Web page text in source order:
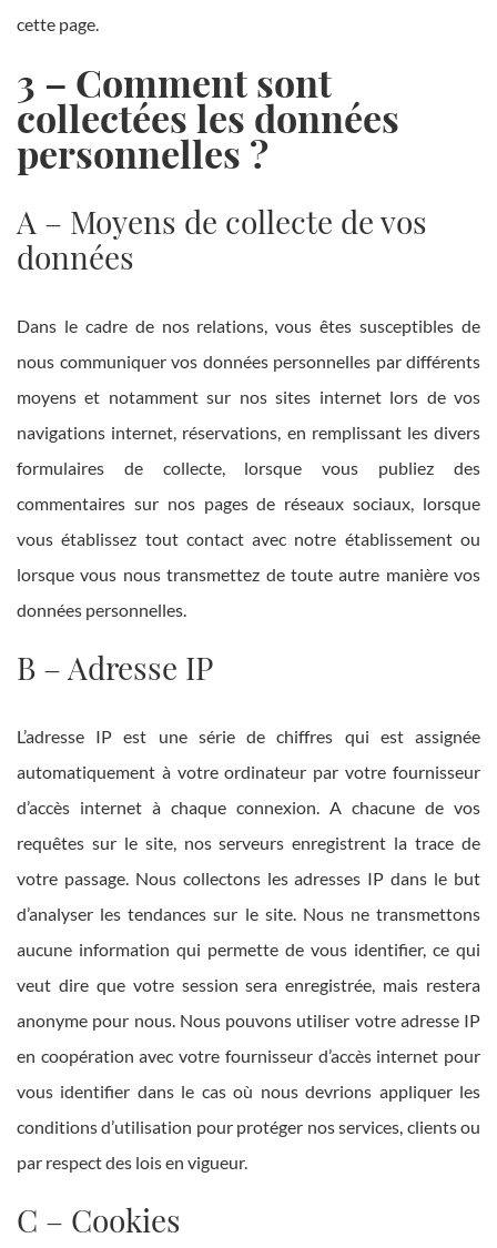
cette page.
3 – Comment sont
collectées les données
personnelles ?
A – Moyens de collecte de vos
données
Dans le cadre de nos relations, vous êtes susceptibles de
nous communiquer vos données personnelles par différents
moyens et notamment sur nos sites internet lors de vos
navigations internet, réservations, en remplissant les divers
formulaires de collecte, lorsque vous publiez des
commentaires sur nos pages de réseaux sociaux, lorsque
vous établissez tout contact avec notre établissement ou
lorsque vous nous transmettez de toute autre manière vos
données personnelles.
B – Adresse IP
L’adresse IP est une série de chiffres qui est assignée
automatiquement à votre ordinateur par votre fournisseur
d’accès internet à chaque connexion. A chacune de vos
requêtes sur le site, nos serveurs enregistrent la trace de
votre passage. Nous collectons les adresses IP dans le but
d’analyser les tendances sur le site. Nous ne transmettons
aucune information qui permette de vous identifier, ce qui
veut dire que votre session sera enregistrée, mais restera
anonyme pour nous. Nous pouvons utiliser votre adresse IP
en coopération avec votre fournisseur d’accès internet pour
vous identifier dans le cas où nous devrions appliquer les
conditions d’utilisation pour protéger nos services, clients ou
par respect des lois en vigueur.
C – Cookies